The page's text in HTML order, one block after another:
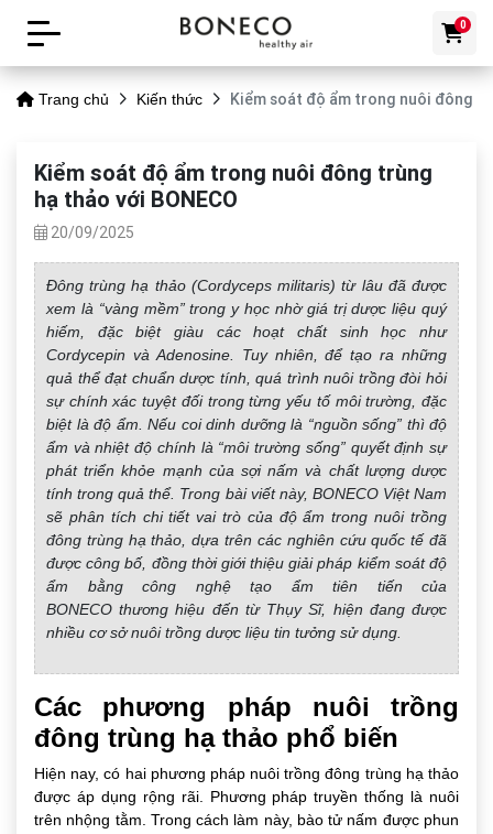
0
Trang chủ Kiến thức Kiểm soát độ ẩm trong nuôi đông
Kiểm soát độ ẩm trong nuôi đông trùng
hạ thảo với BONECO
20/09/2025
Đông trùng hạ thảo (Cordyceps militaris) từ lâu đã được
xem là “vàng mềm” trong y học nhờ giá trị dược liệu quý
hiếm, đặc biệt giàu các hoạt chất sinh học như
Cordycepin và Adenosine. Tuy nhiên, để tạo ra những
quả thể đạt chuẩn dược tính, quá trình nuôi trồng đòi hỏi
sự chính xác tuyệt đối trong từng yếu tố môi trường, đặc
biệt là độ ẩm. Nếu coi dinh dưỡng là “nguồn sống” thì độ
ẩm và nhiệt độ chính là “môi trường sống” quyết định sự
phát triển khỏe mạnh của sợi nấm và chất lượng dược
tính trong quả thể. Trong bài viết này, BONECO Việt Nam
sẽ phân tích chi tiết vai trò của độ ẩm trong nuôi trồng
đông trùng hạ thảo, dựa trên các nghiên cứu quốc tế đã
được công bố, đồng thời giới thiệu giải pháp kiểm soát độ
ẩm bằng công nghệ tạo ẩm tiên tiến của
BONECO thương hiệu đến từ Thụy Sĩ, hiện đang được
nhiều cơ sở nuôi trồng dược liệu tin tưởng sử dụng.
Các phương pháp nuôi trồng
đông trùng hạ thảo phổ biến
Hiện nay, có hai phương pháp nuôi trồng đông trùng hạ thảo
được áp dụng rộng rãi. Phương pháp truyền thống là nuôi
trên nhộng tằm. Trong cách làm này, bào tử nấm được phun